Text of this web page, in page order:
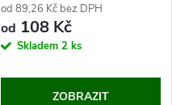
od 89,26 Kč bez DPH
od 108 Kč
Skladem 2 ks
ZOBRAZIT